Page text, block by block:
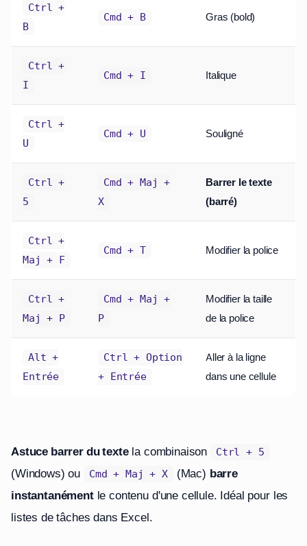
Ctrl +
B
Cmd + B Gras (bold)
Ctrl +
I
Cmd + I Italique
Ctrl +
U
Cmd + U Souligné
Ctrl +
5
Cmd + Maj +
X
Barrer le texte
(barré)
Ctrl +
Maj + F
Cmd + T Modifier la police
Ctrl +
Maj + P
Cmd + Maj +
P
Modifier la taille
de la police
Alt +
Entrée
Ctrl + Option
+ Entrée
Aller à la ligne
dans une cellule
Astuce barrer du textela combinaison Ctrl + 5
(Windows) ou Cmd + Maj + X (Mac) barre
instantanémentle contenu d'une cellule. Idéal pour les
listes de tâches dans Excel.